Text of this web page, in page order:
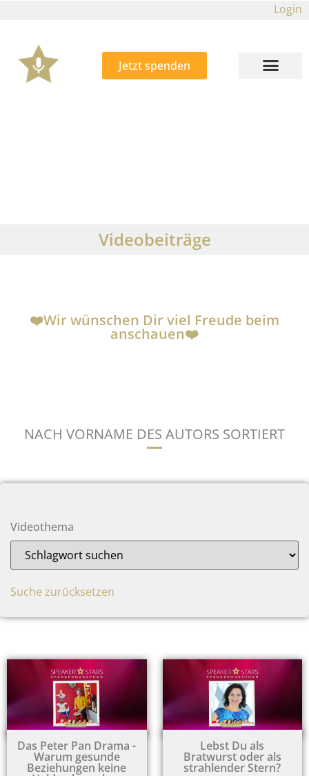
Login
Jetzt spenden
Videobeiträge
❤️Wir wünschen Dir viel Freude beim
anschauen❤️
NACH VORNAME DES AUTORS SORTIERT
Das Peter Pan Drama -
Warum gesunde
Beziehungen keine
Lebst Du als
Bratwurst oder als
strahlender Stern?
Videothema
Suche zurücksetzen